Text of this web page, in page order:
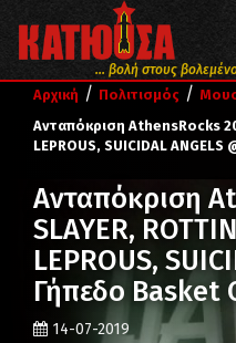
... βολή στους
Αρχική / Πολιτισμός /
Aνταπόκριση ΑthensRocks
LEPROUS, SUICIDAL
Aνταπόκριση
SLAYER,
LEPROUS,
Γήπεδο Basket
14-07-2019